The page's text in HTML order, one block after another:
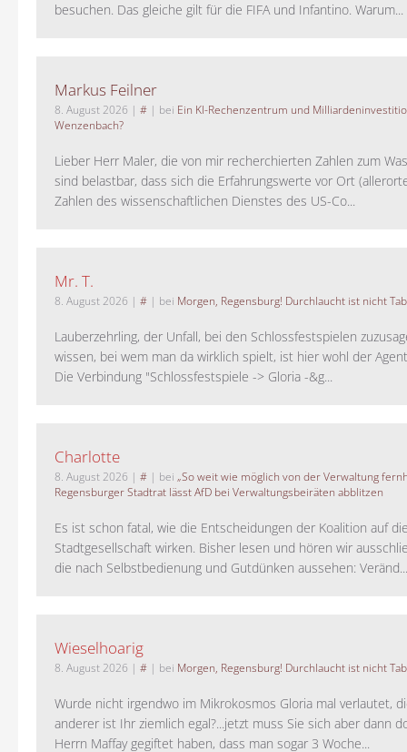
besuchen. Das gleiche gilt für die FIFA und Infantino. Warum...
Markus Feilner
8. August 2026 | # | bei Ein KI-Rechenzentrum und
Wenzenbach?
Lieber Herr Maler, die von mir recherchierten Zahlen zum
sind belastbar, dass sich die Erfahrungswerte vor Ort
Zahlen des wissenschaftlichen Dienstes des US-Co...
Mr. T.
8. August 2026 | # | bei Morgen, Regensburg! Durchlaucht ist nicht
Lauberzehrling, der Unfall, bei den Schlossfestspielen
wissen, bei wem man da wirklich spielt, ist hier wohl der
Die Verbindung "Schlossfestspiele -> Gloria -&g...
Charlotte
8. August 2026 | # | bei „So weit wie möglich von der Verwaltung
Regensburger Stadtrat lässt AfD bei Verwaltungsbeiräten abblitzen
Es ist schon fatal, wie die Entscheidungen der Koalition auf
Stadtgesellschaft wirken. Bisher lesen und hören wir
die nach Selbstbedienung und Gutdünken aussehen: Veränd...
Wieselhoarig
8. August 2026 | # | bei Morgen, Regensburg! Durchlaucht ist nicht
Wurde nicht irgendwo im Mikrokosmos Gloria mal verlautet,
anderer ist Ihr ziemlich egal?...jetzt muss Sie sich aber dann
Herrn Maffay gegiftet haben, dass man sogar 3 Woche...